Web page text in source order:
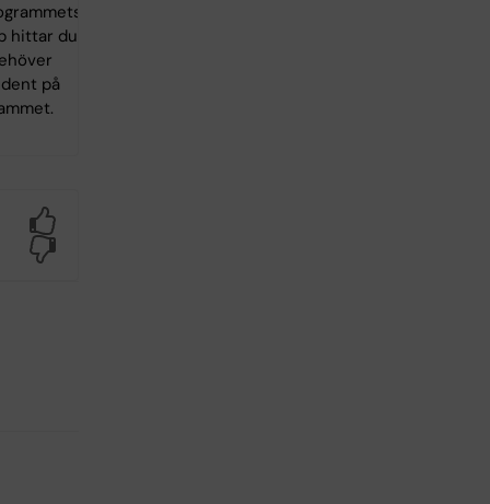
hittar du
på